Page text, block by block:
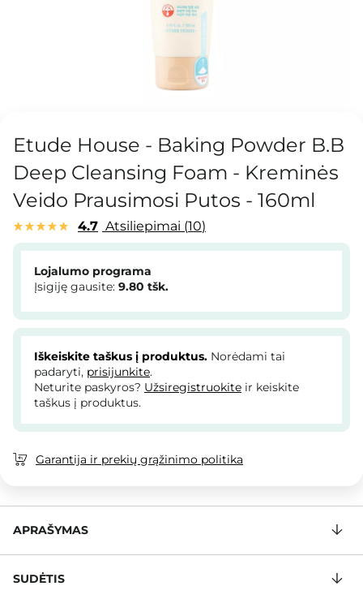
Etude House - Baking Powder B.B
Deep Cleansing Foam - Kreminės
Veido Prausimosi Putos - 160ml
4.7 Atsiliepimai 10
Lojalumo programa
Įsigiję gausite: 9.80 tšk.
Iškeiskite taškus į produktus. Norėdami tai
padaryti, prisijunkite.
Neturite paskyros? Užsiregistruokite ir keiskite
taškus į produktus.
Garantija ir prekių grąžinimo politika
APRAŠYMAS
SUDĖTIS